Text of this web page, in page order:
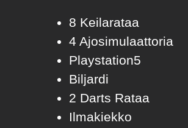
8 Keilarataa
4 Ajosimulaattoria
Playstation5
Biljardi
2 Darts Rataa
Ilmakiekko